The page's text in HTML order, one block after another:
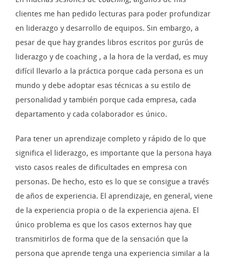
clientes me han pedido lecturas para poder profundizar
en liderazgo y desarrollo de equipos. Sin embargo, a
pesar de que hay grandes libros escritos por gurús de
liderazgo y de coaching , a la hora de la verdad, es muy
difícil llevarlo a la práctica porque cada persona es un
mundo y debe adoptar esas técnicas a su estilo de
personalidad y también porque cada empresa, cada
departamento y cada colaborador es único.
Para tener un aprendizaje completo y rápido de lo que
significa el liderazgo, es importante que la persona haya
visto casos reales de dificultades en empresa con
personas. De hecho, esto es lo que se consigue a través
de años de experiencia. El aprendizaje, en general, viene
de la experiencia propia o de la experiencia ajena. El
único problema es que los casos externos hay que
transmitirlos de forma que de la sensación que la
persona que aprende tenga una experiencia similar a la